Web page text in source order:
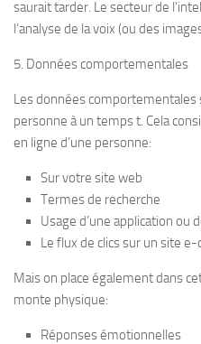
saurait tarder. Le secteur de
l’analyse de la voix (ou des
5. Données comportementales
Les données comportementales
personne à un temps t. Cela
en ligne d’une personne:
Sur votre site web
Termes de recherche
Usage d’une application ou
Le flux de clics sur un site
Mais on place également dans
monte physique:
Réponses émotionnelles